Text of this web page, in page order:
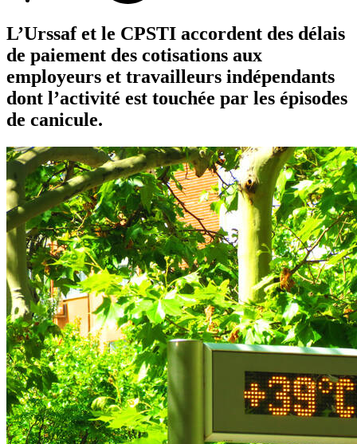
L’Urssaf et le CPSTI accordent des délais
de paiement des cotisations aux
employeurs et travailleurs indépendants
dont l’activité est touchée par les épisodes
de canicule.